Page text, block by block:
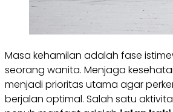
Masa kehamilan adalah fase
seorang wanita. Menjaga
menjadi prioritas utama agar
berjalan optimal. Salah satu